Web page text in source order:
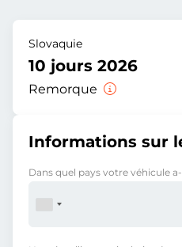
Slovaquie
10 jours 2026
Remorque
Informations sur
Dans quel pays votre véhicule